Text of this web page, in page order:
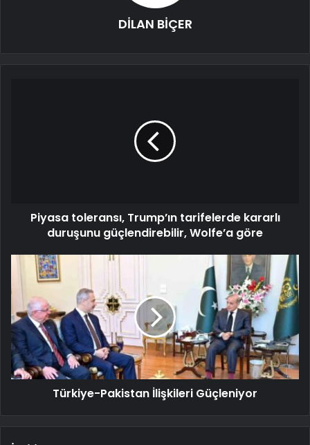
DİLAN BİÇER
Piyasa toleransı, Trump’ın tarifelerde kararlı
duruşunu güçlendirebilir, Wolfe’a göre
Türkiye-Pakistan İlişkileri Güçleniyor